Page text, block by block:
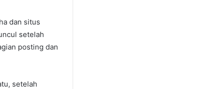
dan situs
setelah
posting dan
setelah